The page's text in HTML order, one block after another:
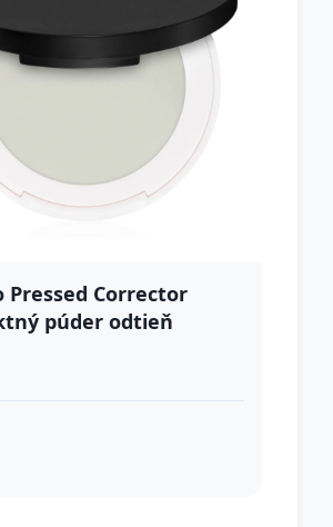
Pressed Corrector
púder odtieň
4 g